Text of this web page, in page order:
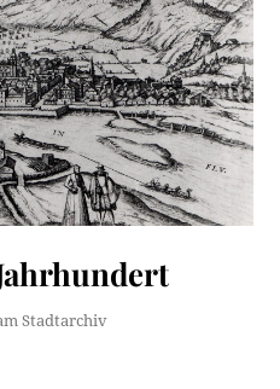
Stadtarchiv